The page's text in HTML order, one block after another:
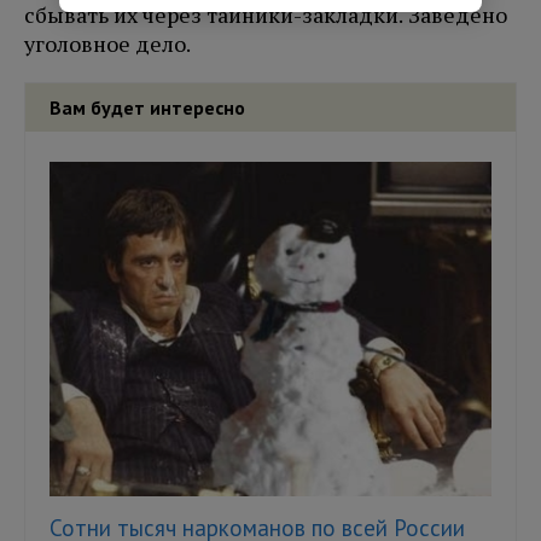
сбывать их через тайники-закладки. Заведено
уголовное дело.
Вам будет интересно
Сотни тысяч наркоманов по всей России